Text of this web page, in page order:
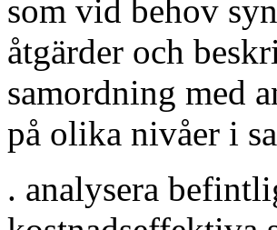
som vid behov
åtgärder och
samordning med
på olika nivåer i
. analysera